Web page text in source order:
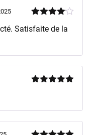
sur 5
Satisfaite de la